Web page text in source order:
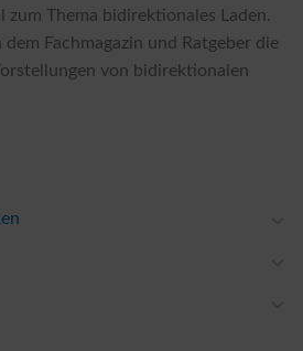
Thema bidirektionales Laden.
dem Fachmagazin und Ratgeber die
von bidirektionalen